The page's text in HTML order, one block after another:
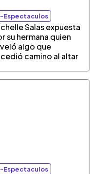
Espectaculos
Salas expuesta
su hermana quien
algo que
camino al altar
Espectaculos